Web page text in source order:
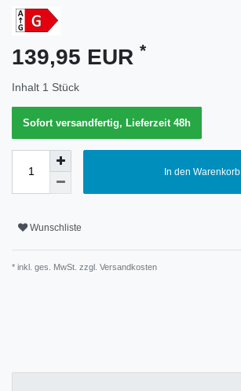
139,95 EUR *
Inhalt 1 Stück
Sofort versandfertig, Lieferzeit 48h
In den Warenkorb
Wunschliste
* inkl. ges. MwSt. zzgl. Versandkosten